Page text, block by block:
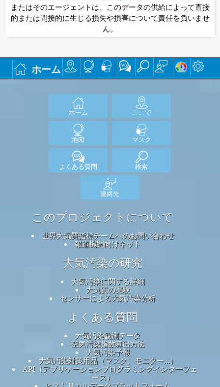
またはそのエージェントは、このデータの供給によって直接
的または間接的に生じる損失や損害について責任を負いませ
ん。
ホーム
ホーム ここで
地図 マスク
よくある質問 検索
連絡先
このプロジェクトについて
世界大気質指標チームへのお問い合わせ
報道機関向けキット
大気汚染の研究
大気汚染に関する詳細
大気質の実験
センサーによる大気汚染分析
よくある質問
大気汚染観測データ
空気汚染指数算出方法
大気汚染予報
大気汚染対策用品（マスク、モニター...）
API（アプリケーションプログラミングインターフェ
ース）